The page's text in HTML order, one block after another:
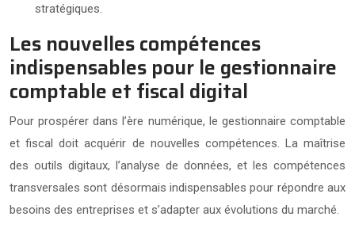
stratégiques.
Les nouvelles compétences
indispensables pour le gestionnaire
comptable et fiscal digital
Pour prospérer dans l’ère numérique, le gestionnaire comptable
et fiscal doit acquérir de nouvelles compétences. La maîtrise
des outils digitaux, l’analyse de données, et les compétences
transversales sont désormais indispensables pour répondre aux
besoins des entreprises et s’adapter aux évolutions du marché.